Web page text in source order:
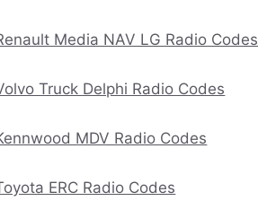
Media NAV LG Radio Codes
Truck Delphi Radio Codes
MDV Radio Codes
ERC Radio Codes